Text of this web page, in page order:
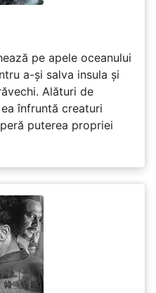
pe apele oceanului
a-și salva insula și
Alături de
înfruntă creaturi
puterea propriei